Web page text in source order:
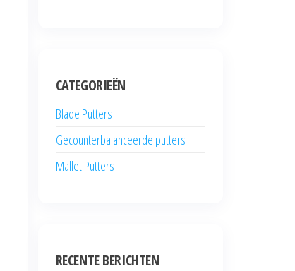
CATEGORIEËN
Blade Putters
Gecounterbalanceerde putters
Mallet Putters
RECENTE BERICHTEN